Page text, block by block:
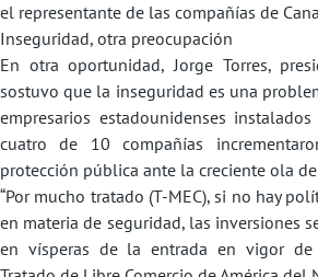
el representante de las compañías de
Inseguridad, otra preocupación
En otra oportunidad, Jorge Torres,
sostuvo que la inseguridad es una
empresarios estadounidenses
cuatro de 10 compañías
protección pública ante la creciente ola
“Por mucho tratado (T-MEC), si no hay
en materia de seguridad, las inversiones
en vísperas de la entrada en vigor